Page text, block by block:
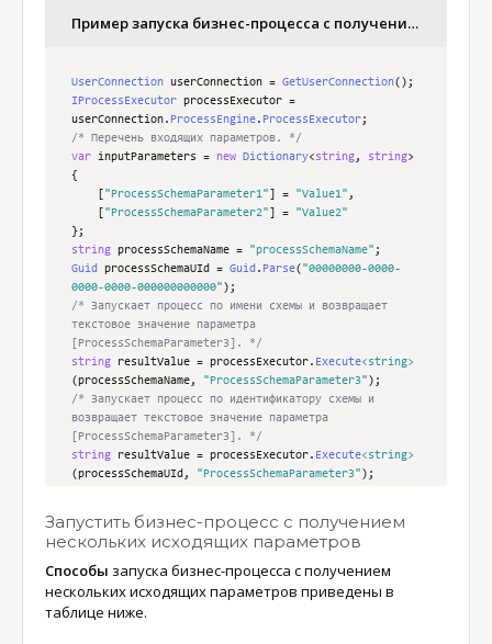
Пример запуска бизнес-процесса c получением одного исходящего параметра
UserConnection userConnection = GetUserConnection();
IProcessExecutor processExecutor =
userConnection. ProcessEngine. ProcessExecutor;
/* Перечень входящих параметров. */
var inputParameters = new Dictionary<string, string>
{
"ProcessSchemaParameter1" = "Value1" ,
"ProcessSchemaParameter2" =
"Value2"
};
string processSchemaName = "processSchemaName" ;
Guid processSchemaUId = Guid . Parse( "00000000-0000-
0000-0000-000000000000" );
/* Запускает процесс по имени схемы и возвращает
текстовое значение параметра
[ProcessSchemaParameter3]. */
string resultValue = processExecutor. Execute<string>
(processSchemaName, "ProcessSchemaParameter3" );
/* Запускает процесс по идентификатору схемы и
возвращает текстовое значение параметра
[ProcessSchemaParameter3]. */
string resultValue = processExecutor. Execute<string>
(processSchemaUId , "ProcessSchemaParameter3" );
параметров и возвращает текстовое значение параметра
[ProcessSchemaParameter3]. */
string resultValue = processExecutor.Execute<string>
/* Запускает процесс по идентификатору схемы c
Запустить бизнес-процесс с получением
нескольких исходящих параметров
Способы запуска бизнес-процесса с получением
нескольких исходящих параметров приведены в
таблице ниже.